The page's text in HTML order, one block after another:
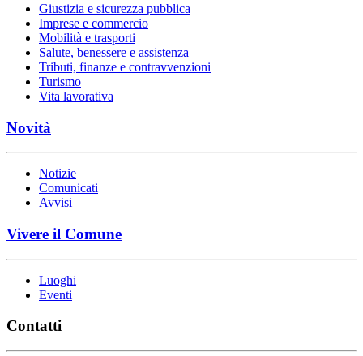
Giustizia e sicurezza pubblica
Imprese e commercio
Mobilità e trasporti
Salute, benessere e assistenza
Tributi, finanze e contravvenzioni
Turismo
Vita lavorativa
Novità
Notizie
Comunicati
Avvisi
Vivere il Comune
Luoghi
Eventi
Contatti